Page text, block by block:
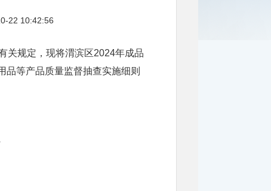
22 10:42:56
关规定，现将渭滨区2024年成品
品等产品质量监督抽查实施细则